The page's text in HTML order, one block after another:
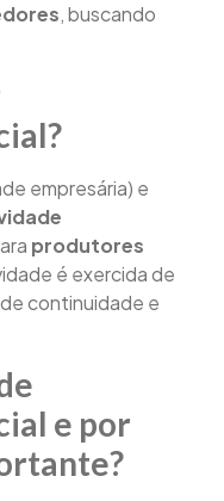
, buscando
empresária) e
produtores
é exercida de
continuidade e
e por